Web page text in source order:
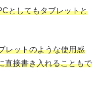
としてもタブレットと
レットのような使用感
直接書き入れることもで